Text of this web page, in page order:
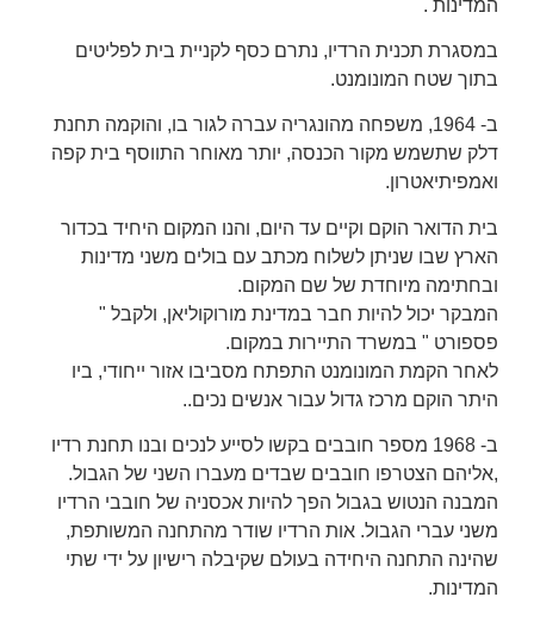
המדינות .
במסגרת תכנית הרדיו, נתרם כסף לקניית בית לפליטים
בתוך שטח המונומנט.
ב- 1964, משפחה מהונגריה עברה לגור בו, והוקמה תחנת
דלק שתשמש מקור הכנסה, יותר מאוחר התווסף בית קפה
ואמפיתיאטרון.
בית הדואר הוקם וקיים עד היום, והנו המקום היחיד בכדור
הארץ שבו שניתן לשלוח מכתב עם בולים משני מדינות
ובחתימה מיוחדת של שם המקום.
המבקר יכול להיות חבר במדינת מורוקוליאן, ולקבל "
פספורט " במשרד התיירות במקום.
לאחר הקמת המונומנט התפתח מסביבו אזור ייחודי, ביו
היתר הוקם מרכז גדול עבור אנשים נכים..
ב- 1968 מספר חובבים בקשו לסייע לנכים ובנו תחנת רדיו
,אליהם הצטרפו חובבים שבדים מעברו השני של הגבול.
המבנה הנטוש בגבול הפך להיות אכסניה של חובבי הרדיו
משני עברי הגבול. אות הרדיו שודר מהתחנה המשותפת,
שהינה התחנה היחידה בעולם שקיבלה רישיון על ידי שתי
המדינות.